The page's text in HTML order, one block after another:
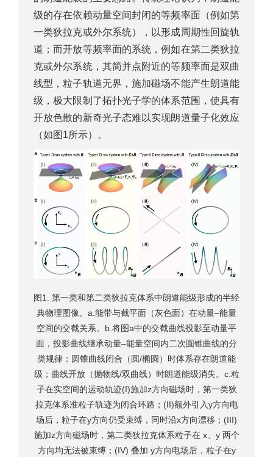
级的存在依赖动量空间封闭的等频率面（例如第
一类狄拉克或外尔系统），以形成周期性回旋轨
道；而开放等频率面的系统，例如在第二类狄拉
克或外尔系统，其简并点附近的等频率面是双曲
线型，粒子轨道无界，施加磁场不能产生朗道能
级，极大限制了拓扑光子学的体系范围，使具有
开放色散的新奇光子态难以实现朗道量子化效应
（如图1所示）。
图1. 第一类和第二类狄拉克体系中朗道能级形成的半经
典物理图像。a.能带与截平面（灰色面）在动量–能量
空间的交截关系。b.将图a中的交截曲线投影至动量平
面，投影曲线继承动量–能量空间内二次圆锥曲线的分
类规律：圆锥曲线闭合（圆/椭圆）时体系存在朗道能
级；曲线开放（抛物线/双曲线）时朗道能级消失。c.粒
子在实空间的运动轨迹(I)施加z方向磁场时，第一类狄
拉克体系准粒子轨迹为闭合环路；(II)额外引入y方向电
场后，粒子在y方向仍受束缚，同时沿x方向漂移；(III)
施加z方向磁场时，第二类狄拉克体系粒子在 x、y 两个
方向均无法被束缚；(IV) 叠加 y方向电场后，粒子在y